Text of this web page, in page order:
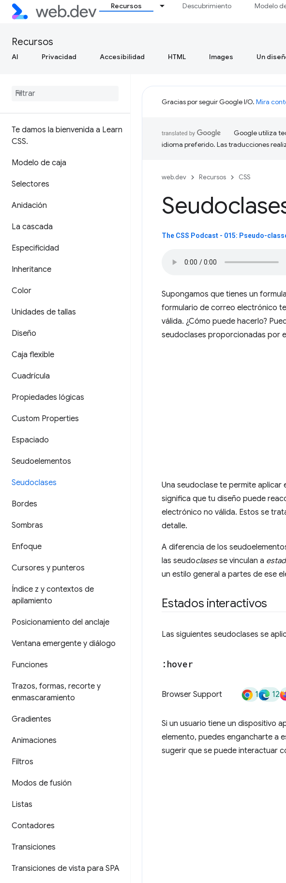
Recursos Descubrimiento Modelo
Recursos
AI Privacidad Accesibilidad HTML Images Un
Te damos la bienvenida a Learn
CSS.
Modelo de caja
Selectores
Anidación
La cascada
Especificidad
Inheritance
Color
Unidades de tallas
Diseño
Caja flexible
Cuadrícula
Propiedades lógicas
Custom Properties
Espaciado
Seudoelementos
Seudoclases
Bordes
Sombras
Enfoque
Cursores y punteros
Índice z y contextos de
apilamiento
Posicionamiento del anclaje
Ventana emergente y diálogo
Funciones
Trazos, formas, recorte y
enmascaramiento
Gradientes
Animaciones
Filtros
Modos de fusión
Listas
Contadores
Transiciones
Transiciones de vista para SPA
Gracias por seguir Google I/O. Mira
Google utiliza
idioma preferido. Las traducciones
web.dev Recursos CSS
The CSS Podcast - 015: Pseudo-
Supongamos que tienes un
formulario de correo electrónico
válida. ¿Cómo puede hacerlo?
seudoclases proporcionadas por
Una seudoclase te permite
significa que tu diseño puede
electrónico no válida. Estos se
detalle.
A diferencia de los
las seudoclasesse vinculan a
un estilo general a partes de ese
Estados interactivos
Las siguientes seudoclases se
:hover
Browser Support 1 12
Si un usuario tiene un dispositivo
elemento, puedes engancharte a
sugerir que se puede interactuar